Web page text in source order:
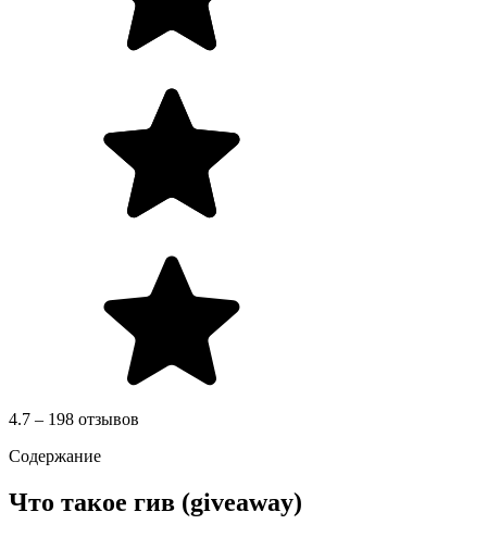
4.7 – 198 отзывов
Содержание
Что такое гив (giveaway)